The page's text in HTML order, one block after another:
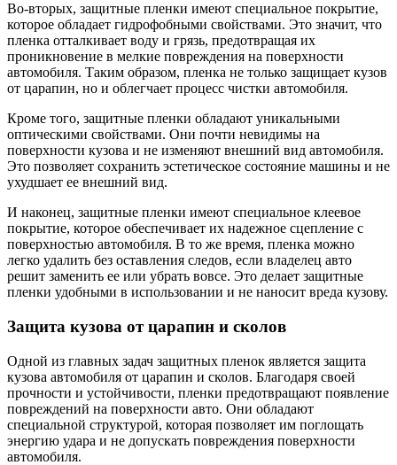
Во-вторых, защитные пленки имеют специальное покрытие,
которое обладает гидрофобными свойствами. Это значит, что
пленка отталкивает воду и грязь, предотвращая их
проникновение в мелкие повреждения на поверхности
автомобиля. Таким образом, пленка не только защищает кузов
от царапин, но и облегчает процесс чистки автомобиля.
Кроме того, защитные пленки обладают уникальными
оптическими свойствами. Они почти невидимы на
поверхности кузова и не изменяют внешний вид автомобиля.
Это позволяет сохранить эстетическое состояние машины и не
ухудшает ее внешний вид.
И наконец, защитные пленки имеют специальное клеевое
покрытие, которое обеспечивает их надежное сцепление с
поверхностью автомобиля. В то же время, пленка можно
легко удалить без оставления следов, если владелец авто
решит заменить ее или убрать вовсе. Это делает защитные
пленки удобными в использовании и не наносит вреда кузову.
Защита кузова от царапин и сколов
Одной из главных задач защитных пленок является защита
кузова автомобиля от царапин и сколов. Благодаря своей
прочности и устойчивости, пленки предотвращают появление
повреждений на поверхности авто. Они обладают
специальной структурой, которая позволяет им поглощать
энергию удара и не допускать повреждения поверхности
автомобиля.